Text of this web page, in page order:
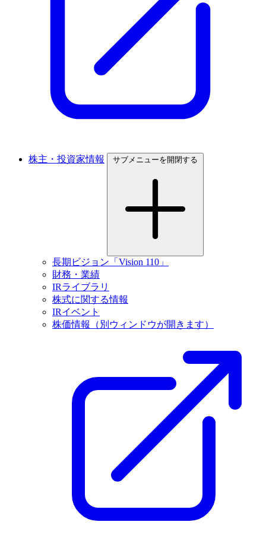
株主・投資家情報 サブメニューを開閉する
長期ビジョン「Vision 110」
財務・業績
IRライブラリ
株式に関する情報
IRイベント
株価情報
（別ウィンドウが開きます）